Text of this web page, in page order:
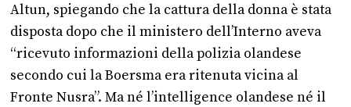
Altun, spiegando che la cattura della donna è stata
disposta dopo che il ministero dell’Interno aveva
“ricevuto informazioni della polizia olandese
secondo cui la Boersma era ritenuta vicina al
Fronte Nusra”. Ma né l’intelligence olandese né il